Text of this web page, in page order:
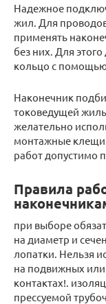
Надежное
жил. Для
применять
без них. Для
кольцо с помощью
Наконечник
токоведущей
желательно
монтажные
работ допустимо
Правила
при выборе
на диаметр и
лопатки. Нельзя
на подвижных
контактах!.
прессуемой